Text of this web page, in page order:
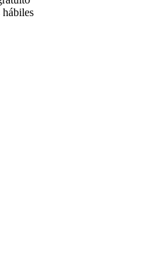
hábiles